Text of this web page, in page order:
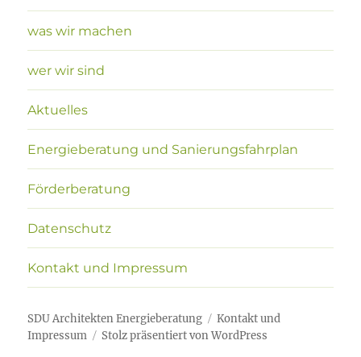
was wir machen
wer wir sind
Aktuelles
Energieberatung und Sanierungsfahrplan
Förderberatung
Datenschutz
Kontakt und Impressum
SDU Architekten Energieberatung
Kontakt und
Impressum
Stolz präsentiert von WordPress